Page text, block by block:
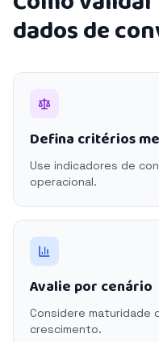
dados de
Defina critérios
Use indicadores de
operacional.
Avalie por cenário
Considere maturidade
crescimento.